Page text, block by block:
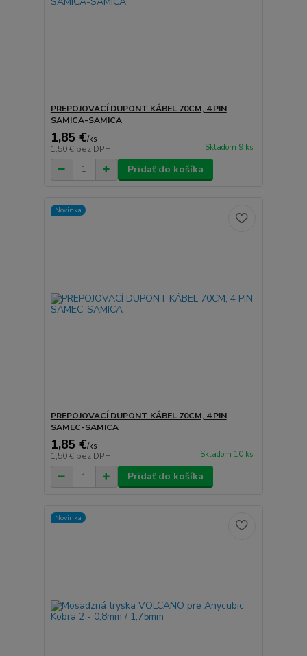
PREPOJOVACÍ DUPONT KÁBEL 70CM, 4 PIN
SAMICA-SAMICA
1,85 €/ks
1,50 € bez DPH Skladom 9 ks
Pridať do košíka
Novinka
PREPOJOVACÍ DUPONT KÁBEL 70CM, 4 PIN
SAMEC-SAMICA
1,85 €/ks
1,50 € bez DPH Skladom 10 ks
Pridať do košíka
Novinka